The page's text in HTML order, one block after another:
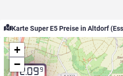
Karte Super E5 Preise in Altdorf
2.099
+
−